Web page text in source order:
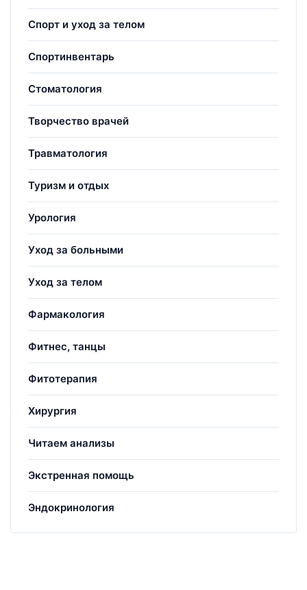
Спорт и уход за телом
Спортинвентарь
Стоматология
Творчество врачей
Травматология
Туризм и отдых
Урология
Уход за больными
Уход за телом
Фармакология
Фитнес, танцы
Фитотерапия
Хирургия
Читаем анализы
Экстренная помощь
Эндокринология